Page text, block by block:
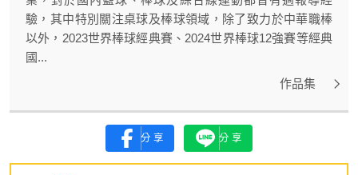
驗，其中特別關注桌球及棒球領域，除了致力於中華職棒
以外，2023世界棒球經典賽、2024世界棒球12強賽等經典
國...
作品集
分享 分享